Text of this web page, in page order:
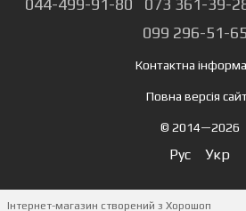
099 296-51-65
Контактна
Повна версія
© 2014—2026
Рус Укр
Інтернет-магазин створений з Хорошоп